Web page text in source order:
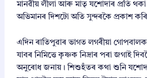
মানৱীয় লীলা আৰু মাতৃ যশোদাৰ প্ৰতি
অভিমানৰ দিশটো অতি সুন্দৰকৈ প্ৰকাশ
এদিন ৰাতিপুৱাৰ ভাগত লগৰীয়া
যাবৰ নিমিত্তে কৃষ্ণক নিদ্ৰাৰ পৰা জগাই
অনুৰোধ জনায়। শিশুহঁতৰ কথা শুনি